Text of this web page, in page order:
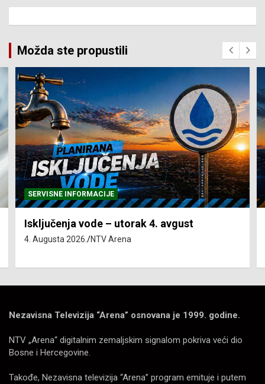
Možda ste propustili
SERVISNE INFORMACIJE
Isključenja vode – utorak 4. avgust
4. Augusta 2026. NTV Arena
Nezavisna Televizija “Arena” osnovana je 1999. godine.
NTV „Arena“ digitalnim zemaljskim signalom pokriva veći dio
Bosne i Hercegovine.
Takođe, Nezavisna televizija “Arena” program emituje i putem